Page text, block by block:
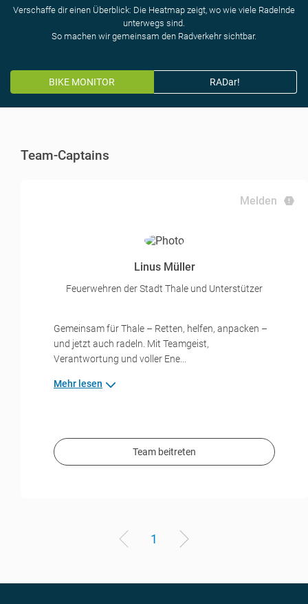
Verschaffe dir einen Überblick: Die Heatmap zeigt, wo wie viele Radelnde
unterwegs sind.
So machen wir gemeinsam den Radverkehr sichtbar.
BIKE MONITOR RADar!
Team-Captains
Melden
Linus Müller
Feuerwehren der Stadt Thale und Unterstützer
Gemeinsam für Thale – Retten, helfen, anpacken –
und jetzt auch radeln. Mit Teamgeist,
Verantwortung und voller Ene...
Mehr lesen
Team beitreten
1